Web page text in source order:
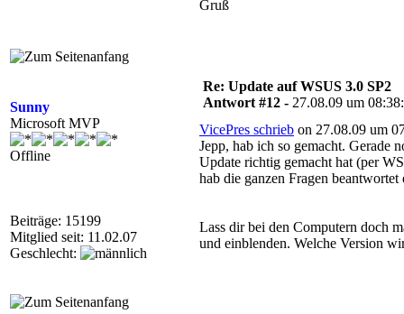
Gruß
Sunny
Microsoft MVP
Offline
Beiträge: 15199
Mitglied seit: 11.02.07
Geschlecht:
Re: Update auf WSUS 3.0 SP2
Antwort #12 - 27.08.09 um
VicePres schrieb on 27.08.09 um
Jepp, hab ich so gemacht. Gerade
Update richtig gemacht hat (per
hab die ganzen Fragen
Lass dir bei den Computern doch
und einblenden. Welche Version